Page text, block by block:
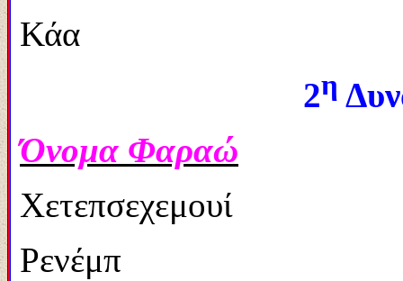
Κάα
2η
Όνομα Φαραώ
Xετεπσεχεμουί
Ρενέμπ